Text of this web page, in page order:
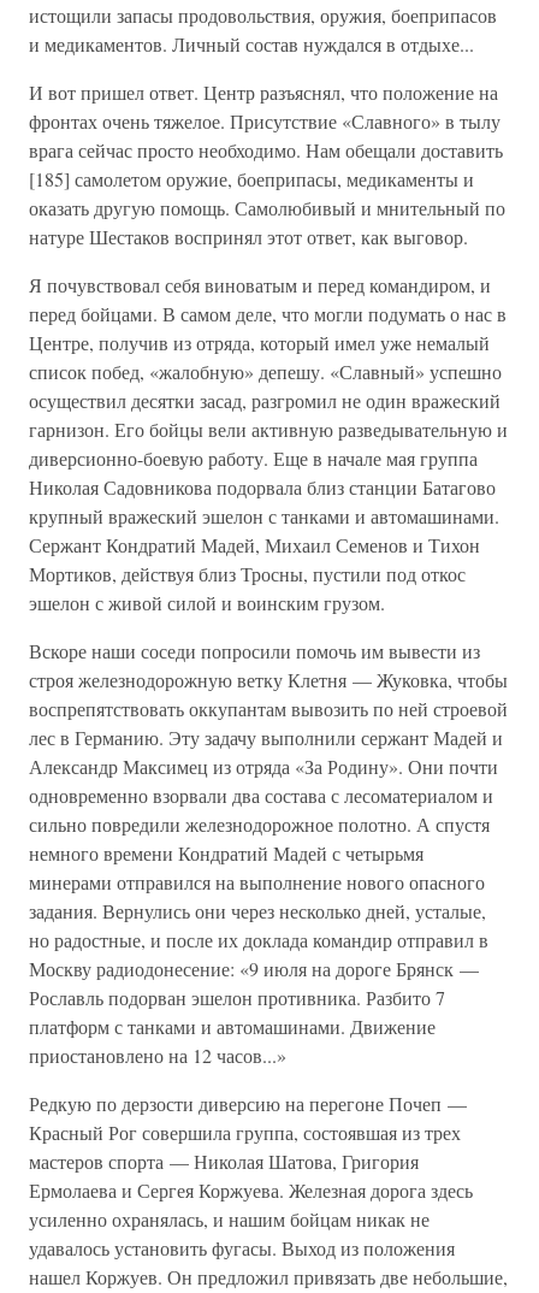
истощили запасы продовольствия, оружия, боеприпасов
и медикаментов. Личный состав нуждался в отдыхе...
И вот пришел ответ. Центр разъяснял, что положение на
фронтах очень тяжелое. Присутствие «Славного» в тылу
врага сейчас просто необходимо. Нам обещали доставить
[185] самолетом оружие, боеприпасы, медикаменты и
оказать другую помощь. Самолюбивый и мнительный по
натуре Шестаков воспринял этот ответ, как выговор.
Я почувствовал себя виноватым и перед командиром, и
перед бойцами. В самом деле, что могли подумать о нас в
Центре, получив из отряда, который имел уже немалый
список побед, «жалобную» депешу. «Славный» успешно
осуществил десятки засад, разгромил не один вражеский
гарнизон. Его бойцы вели активную разведывательную и
диверсионно-боевую работу. Еще в начале мая группа
Николая Садовникова подорвала близ станции Батагово
крупный вражеский эшелон с танками и автомашинами.
Сержант Кондратий Мадей, Михаил Семенов и Тихон
Мортиков, действуя близ Тросны, пустили под откос
эшелон с живой силой и воинским грузом.
Вскоре наши соседи попросили помочь им вывести из
строя железнодорожную ветку Клетня — Жуковка, чтобы
воспрепятствовать оккупантам вывозить по ней строевой
лес в Германию. Эту задачу выполнили сержант Мадей и
Александр Максимец из отряда «За Родину». Они почти
одновременно взорвали два состава с лесоматериалом и
сильно повредили железнодорожное полотно. А спустя
немного времени Кондратий Мадей с четырьмя
минерами отправился на выполнение нового опасного
задания. Вернулись они через несколько дней, усталые,
но радостные, и после их доклада командир отправил в
Москву радиодонесение: «9 июля на дороге Брянск —
Рославль подорван эшелон противника. Разбито 7
платформ с танками и автомашинами. Движение
приостановлено на 12 часов...»
Редкую по дерзости диверсию на перегоне Почеп —
Красный Рог совершила группа, состоявшая из трех
мастеров спорта — Николая Шатова, Григория
Ермолаева и Сергея Коржуева. Железная дорога здесь
усиленно охранялась, и нашим бойцам никак не
удавалось установить фугасы. Выход из положения
нашел Коржуев. Он предложил привязать две небольшие,